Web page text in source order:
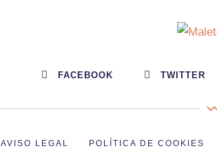
FACEBOOK TWITTER
AVISO LEGAL POLÍTICA DE COOKIES